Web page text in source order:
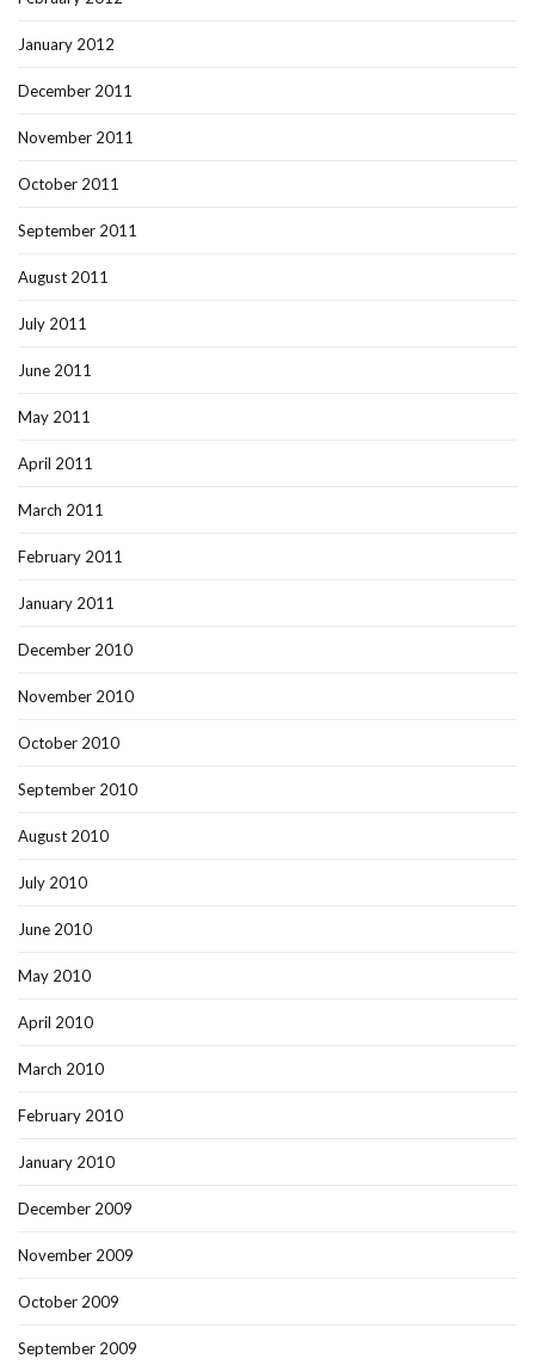
January 2012
December 2011
November 2011
October 2011
September 2011
August 2011
July 2011
June 2011
May 2011
April 2011
March 2011
February 2011
January 2011
December 2010
November 2010
October 2010
September 2010
August 2010
July 2010
June 2010
May 2010
April 2010
March 2010
February 2010
January 2010
December 2009
November 2009
October 2009
September 2009